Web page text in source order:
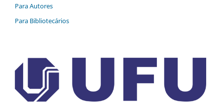
Para Autores
Para Bibliotecários